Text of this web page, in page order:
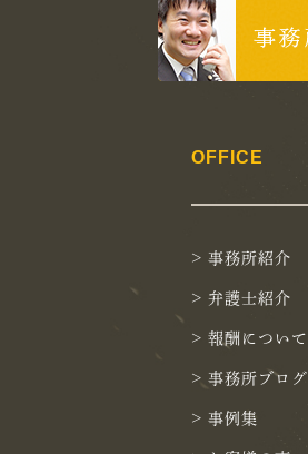
OFFICE
> 事務所紹介
> 弁護士紹介
> 報酬について
> 事務所ブログ
> 事例集